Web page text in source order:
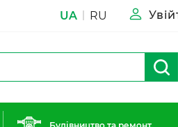
UA RU
Будівництво та ремонт,